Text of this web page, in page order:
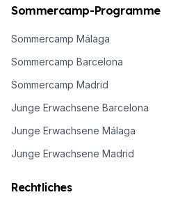
Sommercamp-Programme
Sommercamp Málaga
Sommercamp Barcelona
Sommercamp Madrid
Junge Erwachsene Barcelona
Junge Erwachsene Málaga
Junge Erwachsene Madrid
Rechtliches